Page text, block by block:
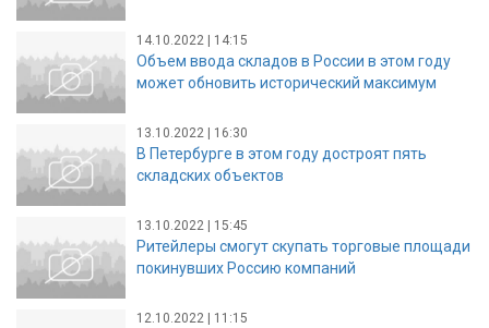
14.10.2022 | 14:15
Объем ввода складов в России в этом году
может обновить исторический максимум
13.10.2022 | 16:30
В Петербурге в этом году достроят пять
складских объектов
13.10.2022 | 15:45
Ритейлеры смогут скупать торговые площади
покинувших Россию компаний
12.10.2022 | 11:15